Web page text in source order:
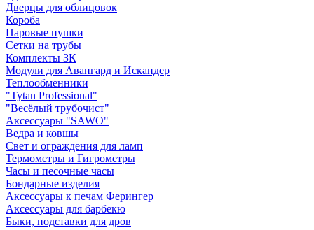
Дверцы для облицовок
Короба
Паровые пушки
Сетки на трубы
Комплекты ЗК
Модули для Авангард и Искандер
Теплообменники
"Tytan Professional"
"Весёлый трубочист"
Аксессуары "SAWO"
Ведра и ковшы
Свет и ограждения для ламп
Термометры и Гигрометры
Часы и песочные часы
Бондарные изделия
Аксессуары к печам Ферингер
Аксессуары для барбекю
Быки, подставки для дров